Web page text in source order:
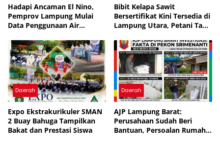
Hadapi Ancaman El Nino,
Pemprov Lampung Mulai
Data Penggunaan Air
Bibit Kelapa Sawit
Bersertifikat Kini Tersedia di
Lampung Utara, Petani Tak
Daerah
Daerah
Expo Ekstrakurikuler SMAN
2 Buay Bahuga Tampilkan
Bakat dan Prestasi Siswa
Daerah
AJP Lampung Barat:
Perusahaan Sudah Beri
Bantuan, Persoalan Rumah